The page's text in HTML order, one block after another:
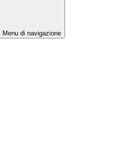
Menu di navigazione